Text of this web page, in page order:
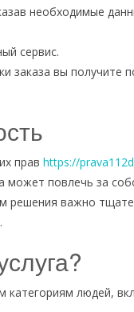
необходимые
сервис.
заказа вы получите
прав https://
может повлечь за
решения важно
категориям людей,